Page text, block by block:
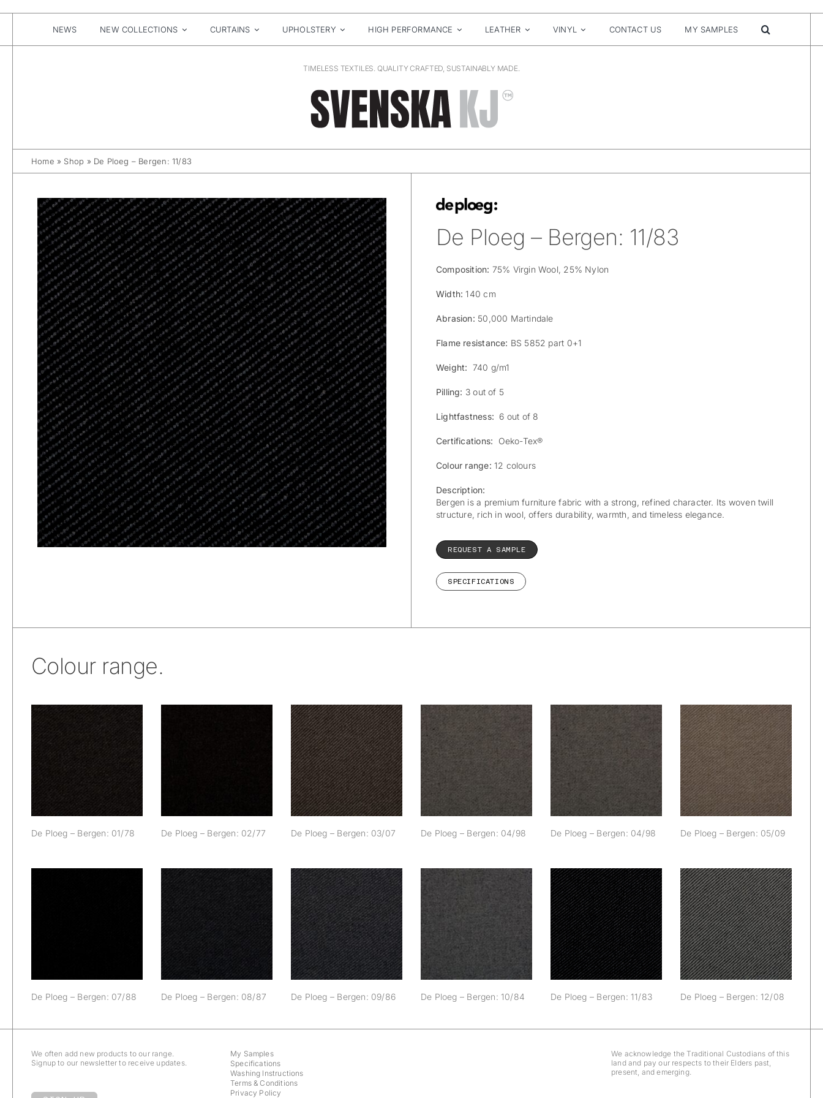
NEWS NEW COLLECTIONS CURTAINS UPHOLSTERY HIGH PERFORMANCE LEATHER VINYL CONTACT US MY SAMPLES
TIMELESS TEXTILES. QUALITY CRAFTED, SUSTAINABLY MADE.
Home » Shop » De Ploeg – Bergen: 11/83
De Ploeg – Bergen: 11/83
Composition: 75% Virgin Wool, 25% Nylon
Width: 140 cm
Abrasion: 50,000 Martindale
Flame resistance: BS 5852 part 0+1
Weight: 740 g/m1
Pilling: 3 out of 5
Lightfastness: 6 out of 8
Certifications: Oeko-Tex®
Colour range: 12 colours
Description:
Bergen is a premium furniture fabric with a strong, refined character. Its woven twill
structure, rich in wool, offers durability, warmth, and timeless elegance.
REQUEST A SAMPLE
SPECIFICATIONS
Colour range.
De Ploeg – Bergen:
01/78
De Ploeg – Bergen: 01/78 De Ploeg – Bergen: 02/77
De Ploeg – Bergen:
03/07
De Ploeg – Bergen: 03/07
De Ploeg – Bergen:
04/98
De Ploeg – Bergen: 04/98
De Ploeg – Bergen:
04/98
De Ploeg – Bergen: 04/98
De Ploeg – Bergen:
05/09
De Ploeg – Bergen: 05/09
De Ploeg – Bergen: 07/88
De Ploeg – Bergen:
08/87
De Ploeg – Bergen: 08/87
De Ploeg – Bergen:
09/86
De Ploeg – Bergen: 09/86
De Ploeg – Bergen:
10/84
De Ploeg – Bergen: 10/84
De Ploeg – Bergen:
11/83
De Ploeg – Bergen: 11/83
De Ploeg – Bergen:
12/08
De Ploeg – Bergen: 12/08
We often add new products to our range.
Signup to our newsletter to receive updates.
My Samples
Specifications
Washing Instructions
Terms & Conditions
Privacy Policy
We acknowledge the Traditional Custodians of this
land and pay our respects to their Elders past,
present, and emerging.